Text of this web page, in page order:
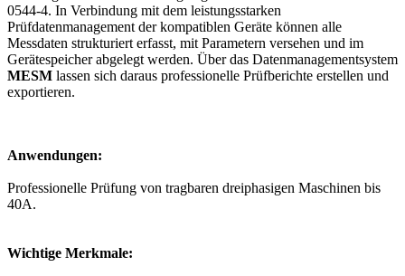
0544-4. In Verbindung mit dem leistungsstarken
Prüfdatenmanagement der kompatiblen Geräte können alle
Messdaten strukturiert erfasst, mit Parametern versehen und im
Gerätespeicher abgelegt werden. Über das Datenmanagementsystem
MESM lassen sich daraus professionelle Prüfberichte erstellen und
exportieren.
Anwendungen:
Professionelle Prüfung von tragbaren dreiphasigen Maschinen bis
40A.
Wichtige Merkmale: